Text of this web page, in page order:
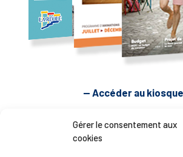
Gérer le consentement aux
cookies
— Accéder au kiosque
D’ART ET D’HISTOIRE